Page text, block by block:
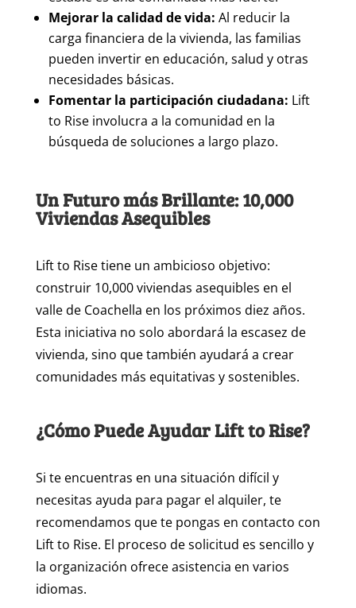
Mejorar la calidad de vida: Al reducir la
carga financiera de la vivienda, las familias
pueden invertir en educación, salud y otras
necesidades básicas.
Fomentar la participación ciudadana: Lift
to Rise involucra a la comunidad en la
búsqueda de soluciones a largo plazo.
Un Futuro más Brillante: 10,000
Viviendas Asequibles
Lift to Rise tiene un ambicioso objetivo:
construir 10,000 viviendas asequibles en el
valle de Coachella en los próximos diez años.
Esta iniciativa no solo abordará la escasez de
vivienda, sino que también ayudará a crear
comunidades más equitativas y sostenibles.
¿Cómo Puede Ayudar Lift to Rise?
Si te encuentras en una situación difícil y
necesitas ayuda para pagar el alquiler, te
recomendamos que te pongas en contacto con
Lift to Rise. El proceso de solicitud es sencillo y
la organización ofrece asistencia en varios
idiomas.